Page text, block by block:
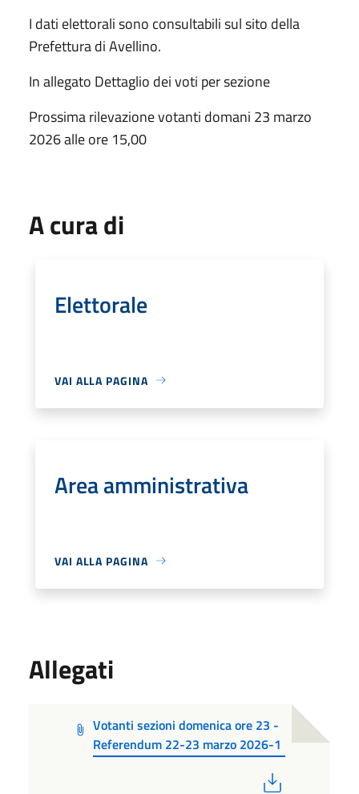
I dati elettorali sono consultabili sul sito della
Prefettura di Avellino.
In allegato Dettaglio dei voti per sezione
Prossima rilevazione votanti domani 23 marzo
2026 alle ore 15,00
A cura di
Elettorale
VAI ALLA PAGINA
Area amministrativa
VAI ALLA PAGINA
Allegati
Votanti sezioni domenica ore 23 -
Referendum 22-23 marzo 2026-1